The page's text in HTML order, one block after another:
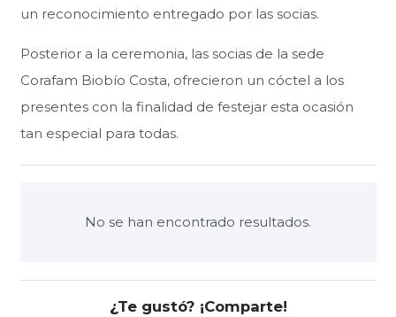
un reconocimiento entregado por las socias.
Posterior a la ceremonia, las socias de la sede
Corafam Biobío Costa, ofrecieron un cóctel a los
presentes con la finalidad de festejar esta ocasión
tan especial para todas.
No se han encontrado resultados.
¿Te gustó? ¡Comparte!